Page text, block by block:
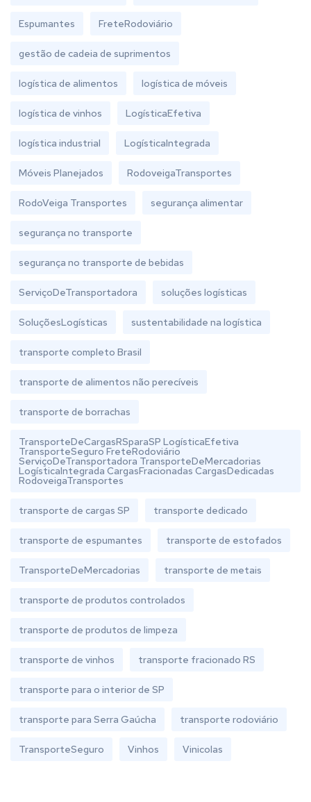
Espumantes FreteRodoviário
gestão de cadeia de suprimentos
logística de alimentos logística de móveis
logística de vinhos LogísticaEfetiva
logística industrial LogísticaIntegrada
Móveis Planejados RodoveigaTransportes
RodoVeiga Transportes segurança alimentar
segurança no transporte
segurança no transporte de bebidas
ServiçoDeTransportadora soluções logísticas
SoluçõesLogísticas sustentabilidade na logística
transporte completo Brasil
transporte de alimentos não perecíveis
transporte de borrachas
TransporteDeCargasRSparaSP LogísticaEfetiva
TransporteSeguro FreteRodoviário
ServiçoDeTransportadora TransporteDeMercadorias
LogísticaIntegrada CargasFracionadas CargasDedicadas
RodoveigaTransportes
transporte de cargas SP transporte dedicado
transporte de espumantes transporte de estofados
TransporteDeMercadorias transporte de metais
transporte de produtos controlados
transporte de produtos de limpeza
transporte de vinhos transporte fracionado RS
transporte para o interior de SP
transporte para Serra Gaúcha transporte rodoviário
TransporteSeguro Vinhos Vinicolas